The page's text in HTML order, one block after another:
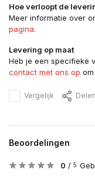
Hoe verloopt de
Meer informatie over
pagina.
Levering op maat
Heb je een specifieke
contact met ons op
Vergelijk Delen
Beoordelingen
0 / 5